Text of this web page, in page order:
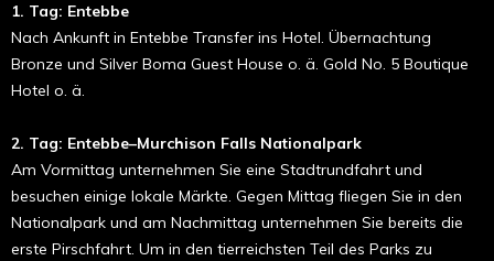
1. Tag: Entebbe
Nach Ankunft in Entebbe Transfer ins Hotel. Übernachtung
Bronze und Silver Boma Guest House o. ä. Gold No. 5 Boutique
Hotel o. ä.
2. Tag: Entebbe–Murchison Falls Nationalpark
Am Vormittag unternehmen Sie eine Stadtrundfahrt und
besuchen einige lokale Märkte. Gegen Mittag fliegen Sie in den
Nationalpark und am Nachmittag unternehmen Sie bereits die
erste Pirschfahrt. Um in den tierreichsten Teil des Parks zu